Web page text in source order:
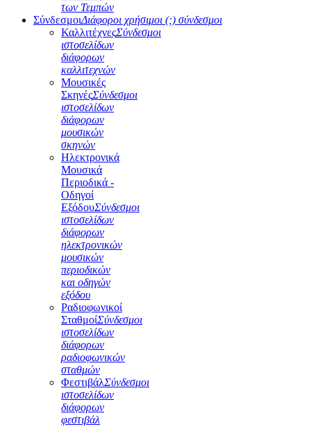
των Τεμπών
ΣύνδεσμοιΔιάφοροι χρήσιμοι (;) σύνδεσμοι
ΚαλλιτέχνεςΣύνδεσμοι
ιστοσελίδων
διάφορων
καλλιτεχνών
Μουσικές
ΣκηνέςΣύνδεσμοι
ιστοσελίδων
διάφορων
μουσικών
σκηνών
Ηλεκτρονικά
Μουσικά
Περιοδικά -
Οδηγοί
ΕξόδουΣύνδεσμοι
ιστοσελίδων
διάφορων
ηλεκτρονικών
μουσικών
περιοδικών
και οδηγών
εξόδου
Ραδιοφωνικοί
ΣταθμοίΣύνδεσμοι
ιστοσελίδων
διάφορων
ραδιοφωνικών
σταθμών
ΦεστιβάλΣύνδεσμοι
ιστοσελίδων
διάφορων
φεστιβάλ